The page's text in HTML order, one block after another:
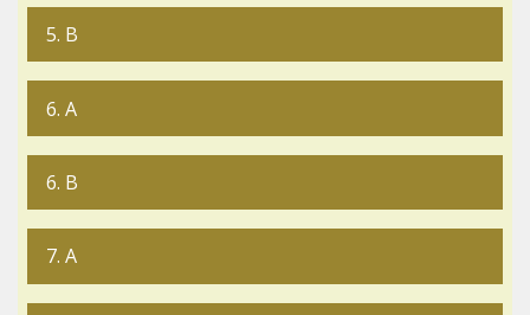
5. B
6. A
6. B
7. A